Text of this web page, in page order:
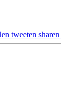
tweeten sharen